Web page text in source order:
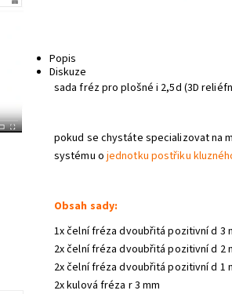
Popis
Diskuze
sada fréz pro plošné i 2,5d (3D
pokud se chystáte specializovat na
systému o jednotku postřiku
Obsah sady:
1x čelní fréza dvoubřitá pozitivní d 3
2x čelní fréza dvoubřitá pozitivní d 2
2x čelní fréza dvoubřitá pozitivní d 1
2x kulová fréza r 3 mm